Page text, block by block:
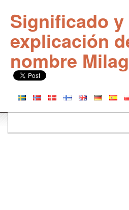
Significado y
explicación
nombre